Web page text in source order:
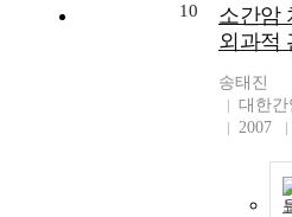
10
소간암
외과적
송태진
대한
2007